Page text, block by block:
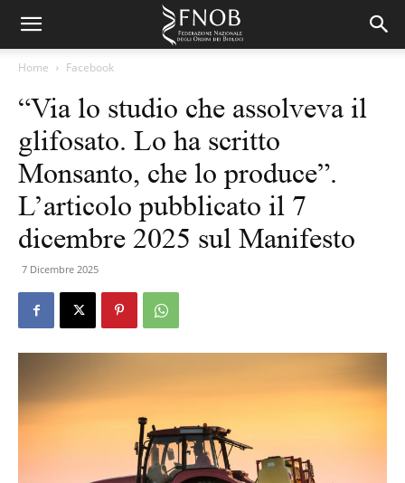
Home Facebook
“Via lo studio che assolveva il
glifosato. Lo ha scritto
Monsanto, che lo produce”.
L’articolo pubblicato il 7
dicembre 2025 sul Manifesto
7 Dicembre 2025